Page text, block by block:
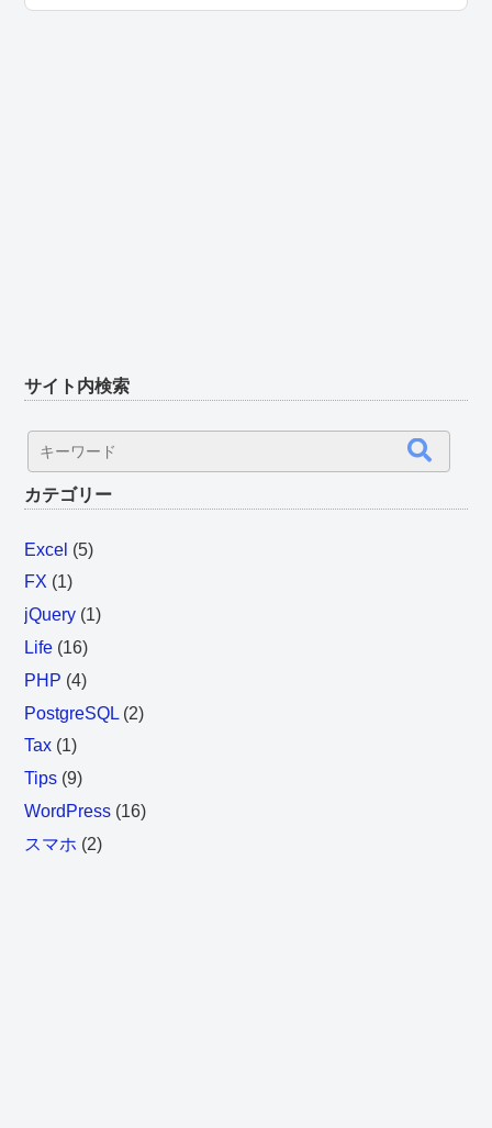
サイト内検索
カテゴリー
Excel (5)
FX (1)
jQuery (1)
Life (16)
PHP (4)
PostgreSQL (2)
Tax (1)
Tips (9)
WordPress (16)
スマホ (2)